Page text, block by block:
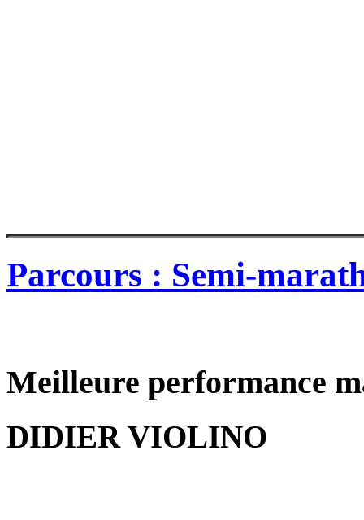
Parcours : Semi-
Meilleure performance
DIDIER VIOLINO